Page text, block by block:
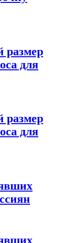
размер
для
размер
для